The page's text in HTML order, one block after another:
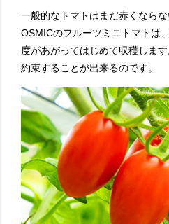
一般的なトマトはまだ赤くならな
OSMICのフルーツミニトマトは
度があがってはじめて収穫しま
約束することが出来るのです。